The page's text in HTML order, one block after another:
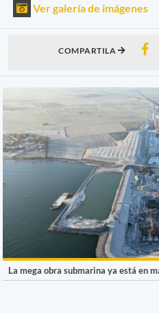
Ver galería de imágenes
COMPARTILA
La mega obra submarina ya está en